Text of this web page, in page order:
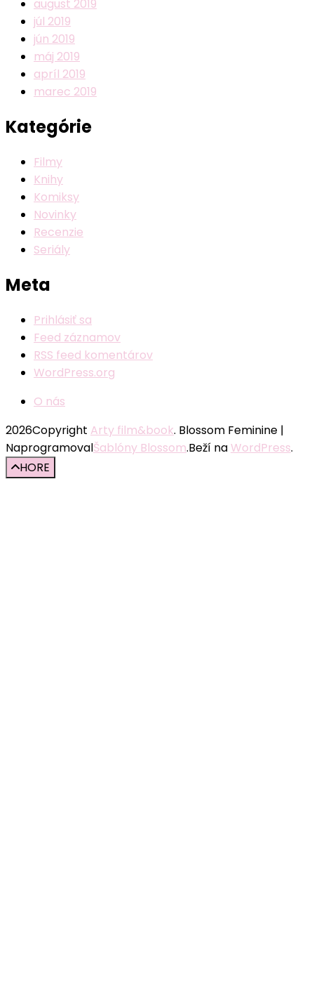
august 2019
júl 2019
jún 2019
máj 2019
apríl 2019
marec 2019
Kategórie
Filmy
Knihy
Komiksy
Novinky
Recenzie
Seriály
Meta
Prihlásiť sa
Feed záznamov
RSS feed komentárov
WordPress.org
O nás
2026Copyright Arty film&book. Blossom Feminine |
NaprogramovalŠablóny Blossom.Beží naWordPress.
HORE